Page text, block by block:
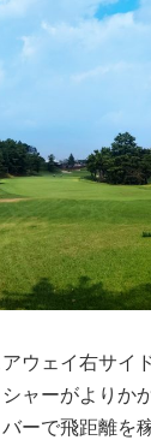
ウェイ右サイ
ャーがよりか
ーで飛距離を